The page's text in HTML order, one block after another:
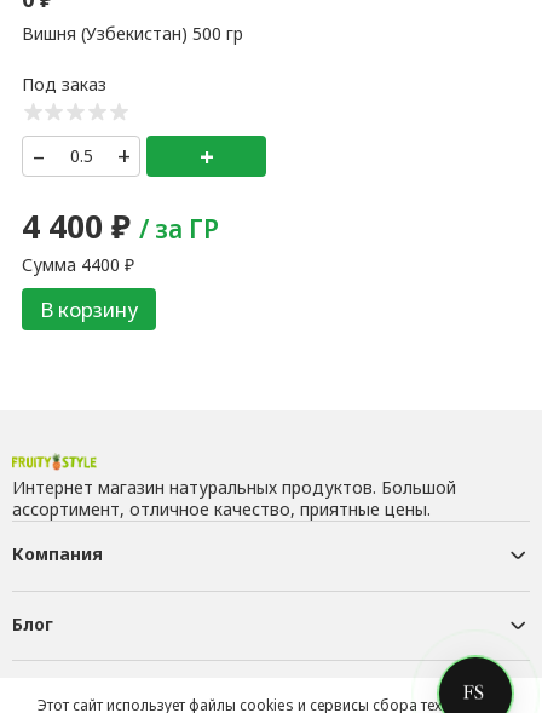
Вишня (Узбекистан) 500 гр
– + +
4 400₽ / за ГР
Сумма 4400 ₽
В корзину
Интернет магазин натуральных продуктов. Большой
ассортимент, отличное качество, приятные цены.
Компания
Блог
Контакты
Этот сайт использует файлы cookies и сервисы сбора технических